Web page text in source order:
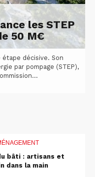
les STEP
50 M€
décisive. Son
par pompage (STEP),
bâti : artisans et
dans la main